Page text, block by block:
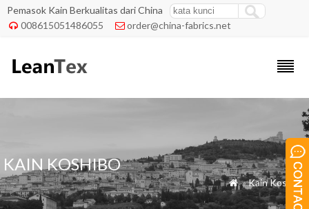
Pemasok Kain Berkualitas dari China
 008615051486055  order@china-fabrics.net
KAIN KOSHIBO
 »Kain Koshibo